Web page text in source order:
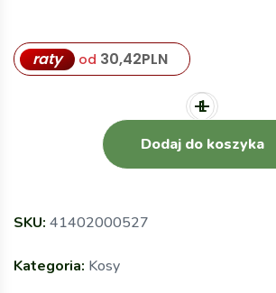
raty od 30,42PLN
Dodaj do koszyka
SKU: 41402000527
Kategoria: Kosy